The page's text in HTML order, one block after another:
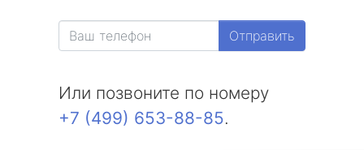
Отправить
Или позвоните по номеру
+7 (499) 653-88-85.